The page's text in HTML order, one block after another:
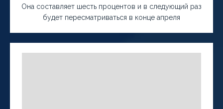
Она составляет шесть процентов и в следующий раз
будет пересматриваться в конце апреля